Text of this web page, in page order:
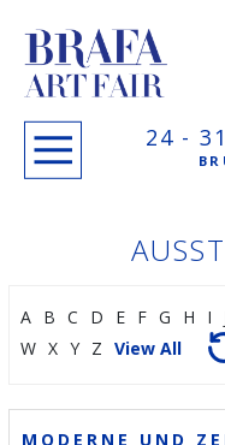
24 -
A B C D E F G H I
W X Y Z View All
MODERNE UND